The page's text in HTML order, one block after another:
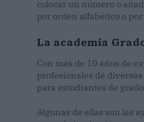
colocar un número o
por orden alfabético o
La academia
Con más de 10 años de
profesionales de
para estudiantes de
Algunas de ellas son las